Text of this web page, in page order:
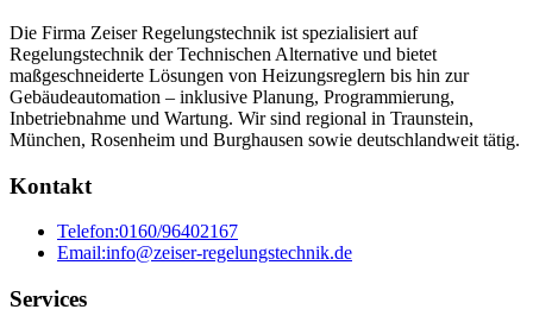
Die Firma Zeiser Regelungstechnik ist spezialisiert auf
Regelungstechnik der Technischen Alternative und bietet
maßgeschneiderte Lösungen von Heizungsreglern bis hin zur
Gebäudeautomation – inklusive Planung, Programmierung,
Inbetriebnahme und Wartung. Wir sind regional in Traunstein,
München, Rosenheim und Burghausen sowie deutschlandweit tätig.
Kontakt
Telefon:0160/96402167
Email:info@zeiser-regelungstechnik.de
Services